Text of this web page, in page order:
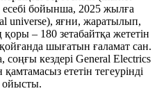
бойынша, 2025 жылға
universe), яғни, жаратылып,
– 180 зетабайтқа жететін
шығатын ғаламат сан.
кездері General Electrics
ететін тегеурінді
ойысты.